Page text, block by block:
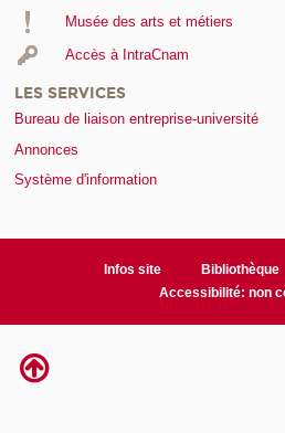
Musée des arts et métiers
Accès à IntraCnam
LES SERVICES
Bureau de liaison entreprise-université
Annonces
Système d'information
Infos site Bibliothèque
Accessibilité: non